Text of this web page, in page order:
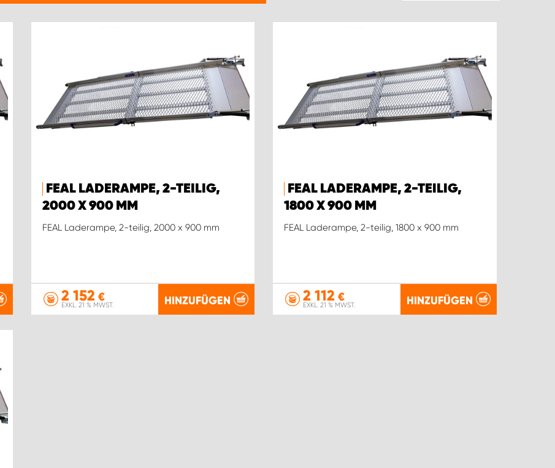
FEAL LADERAMPE, 2-TEILIG,
2000 X 900 MM
FEAL Laderampe, 2-teilig, 2000 x 900 mm
2 152 €
EXKL. 21 % MWST. HINZUFÜGEN
FEAL LADERAMPE, 2-TEILIG,
1800 X 900 MM
FEAL Laderampe, 2-teilig, 1800 x 900 mm
2 112 €
EXKL. 21 % MWST. HINZUFÜGEN